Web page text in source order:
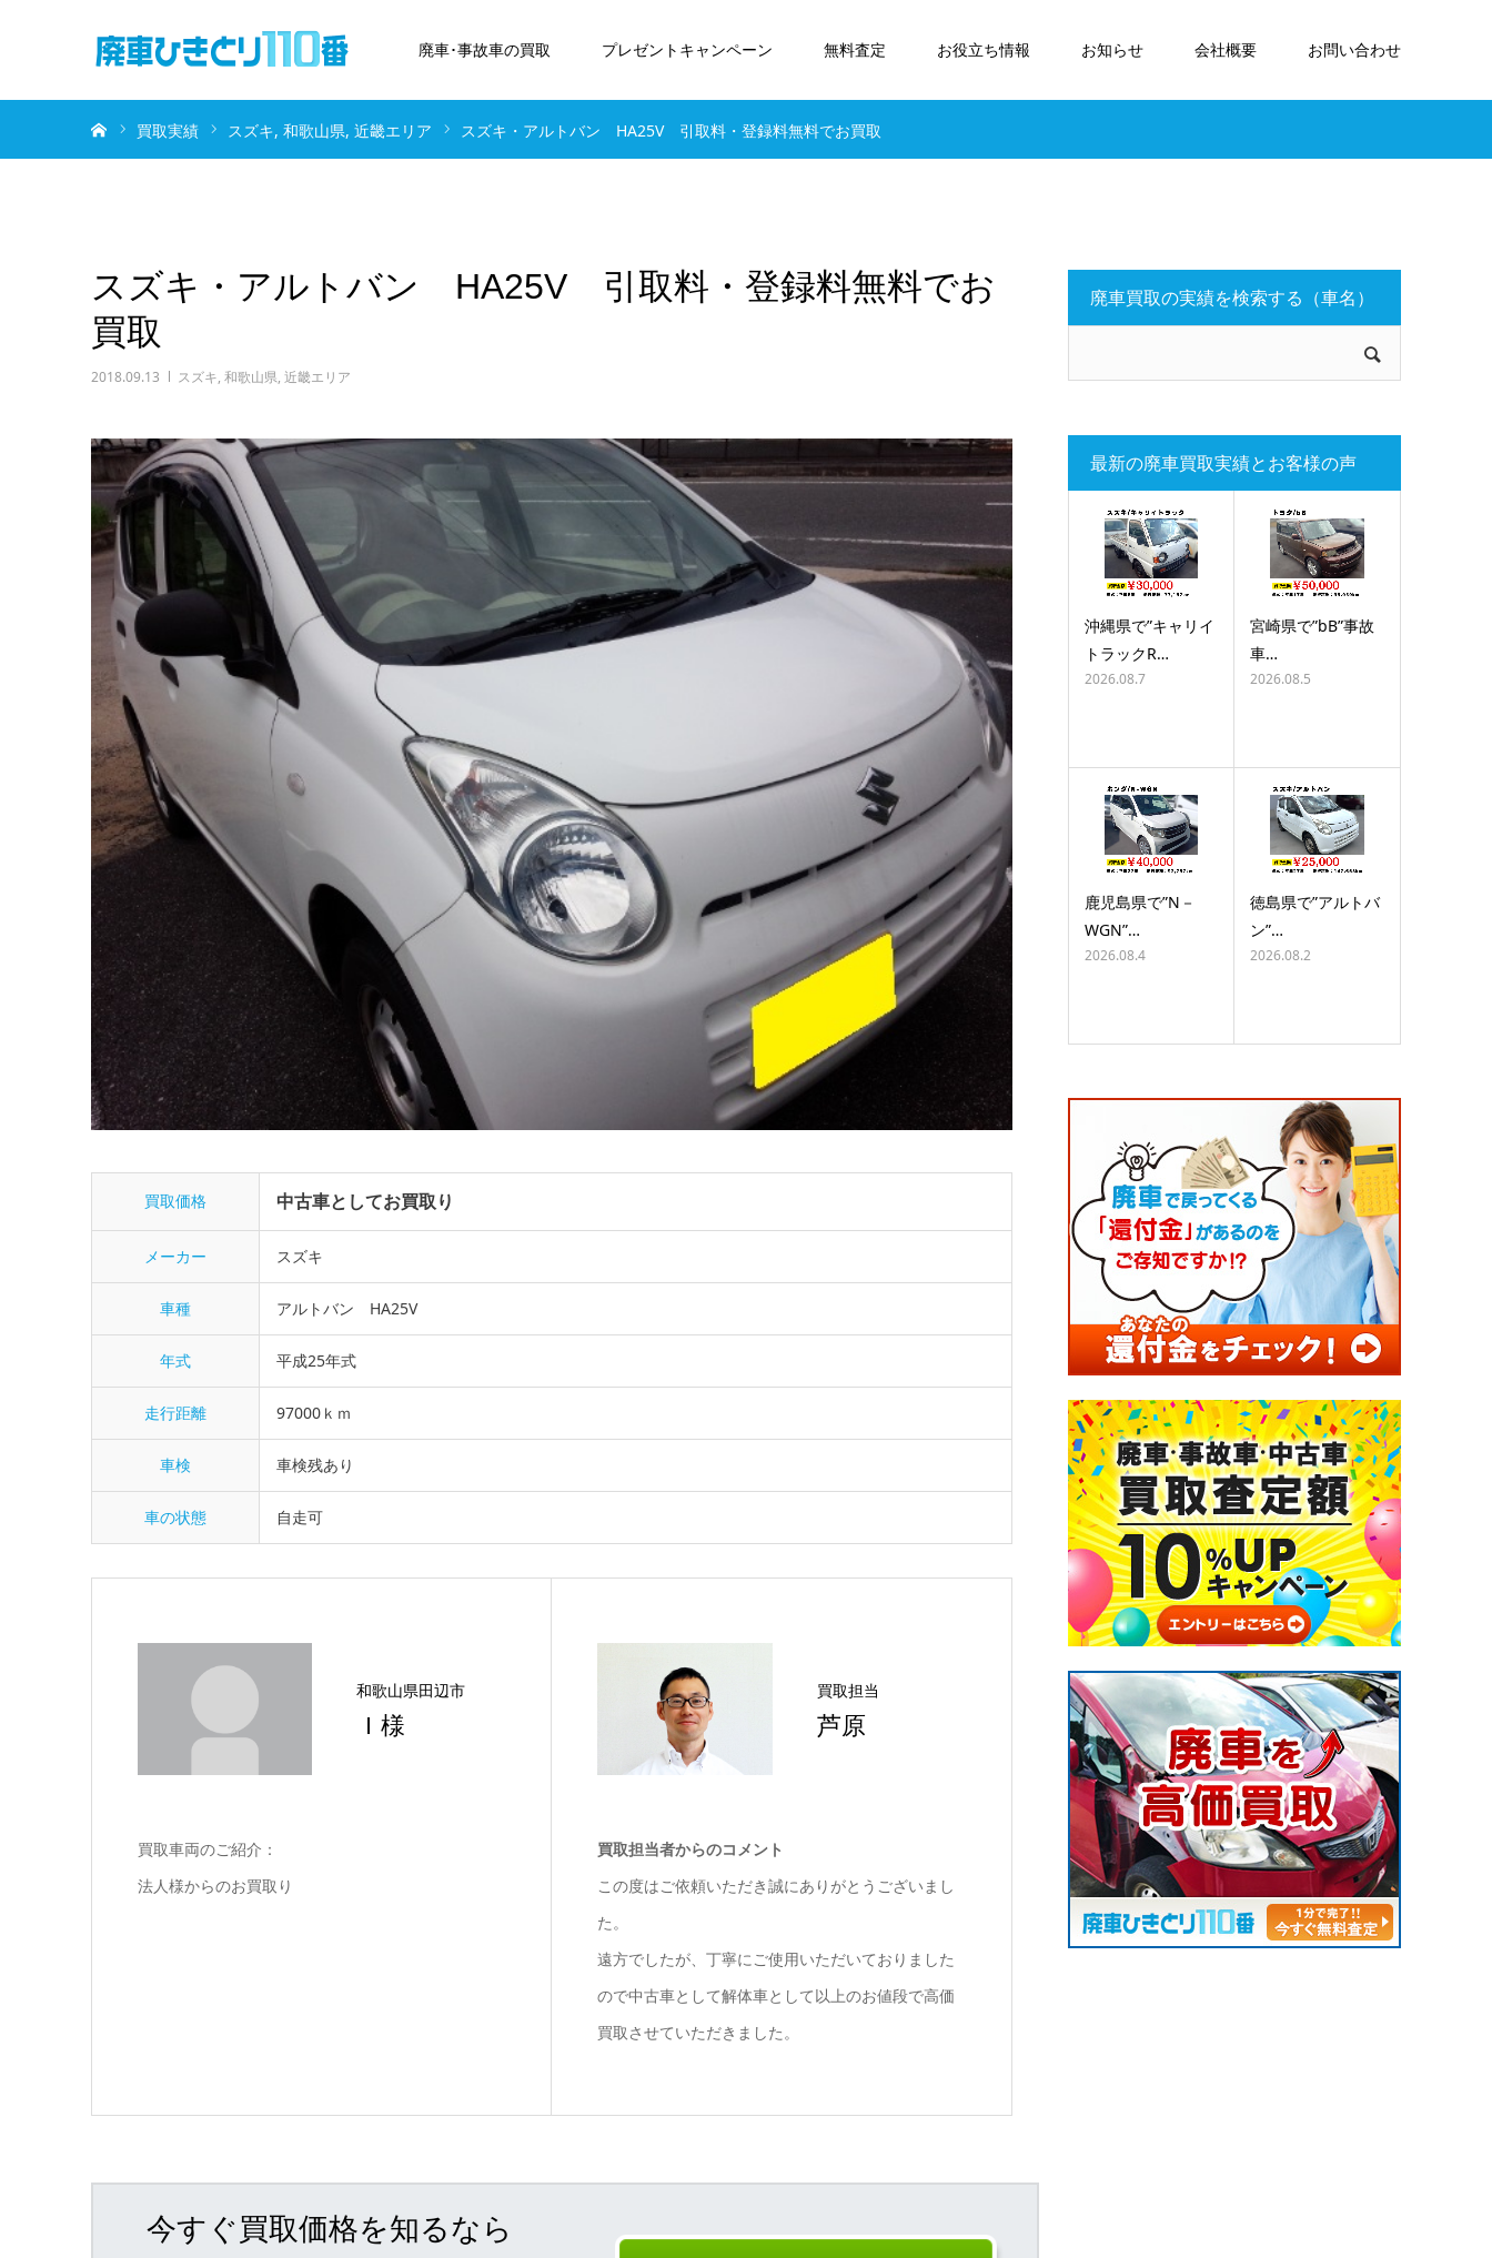
廃車･事故車の買取 プレゼントキャンペーン 無料査定 お役立ち情報 お知らせ 会社概要 お問い合わせ
買取実績 スズキ 和歌山県 近畿エリア スズキ・アルトバン HA25V 引取料・登録料無料でお買取
スズキ・アルトバン HA25V 引取料・登録料無料でお
買取
2018.09.13 スズキ, 和歌山県, 近畿エリア
買取価格 中古車としてお買取り
メーカー スズキ
車種 アルトバン HA25V
年式 平成25年式
走行距離 97000ｋｍ
車検 車検残あり
車の状態 自走可
和歌山県田辺市
Ｉ様
買取車両のご紹介：
法人様からのお買取り
買取担当
芦原
買取担当者からのコメント
この度はご依頼いただき誠にありがとうございまし
た。
遠方でしたが、丁寧にご使用いただいておりました
ので中古車として解体車として以上のお値段で高価
買取させていただきました。
今すぐ買取価格を知るなら
廃車買取の実績を検索する（車名）
最新の廃車買取実績とお客様の声
沖縄県で”キャリイ
トラックR…
2026.08.7
宮崎県で”bB”事故
車…
2026.08.5
鹿児島県で”N－
WGN”…
2026.08.4
徳島県で”アルトバ
ン”…
2026.08.2